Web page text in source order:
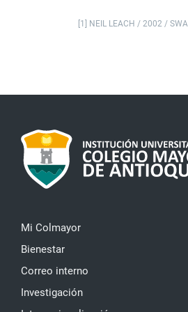
[1] NEIL LEACH / 2002 /
Mi Colmayor
Bienestar
Correo interno
Investigación